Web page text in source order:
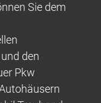
Sie dem
den
Pkw